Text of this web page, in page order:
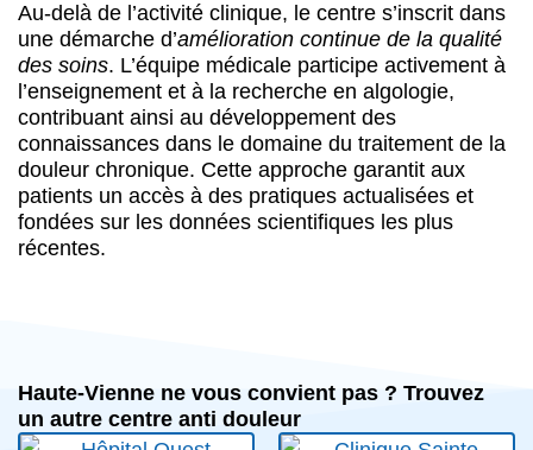
Au-delà de l’activité clinique, le centre s’inscrit dans
une démarche d’amélioration continue de la qualité
des soins. L’équipe médicale participe activement à
l’enseignement et à la recherche en algologie,
contribuant ainsi au développement des
connaissances dans le domaine du traitement de la
douleur chronique. Cette approche garantit aux
patients un accès à des pratiques actualisées et
fondées sur les données scientifiques les plus
récentes.
Haute-Vienne ne vous convient pas ? Trouvez
un autre centre anti douleur